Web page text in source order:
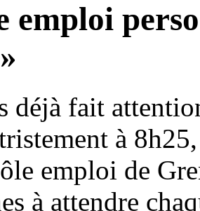
emploi
déjà fait
à
emploi de
à attendre